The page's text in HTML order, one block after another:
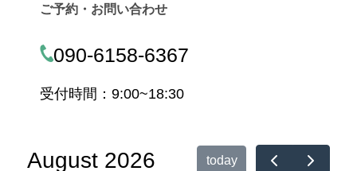
ご予約・お問い合わせ
090-6158-6367
受付時間：9:00~18:30
August 2026 today